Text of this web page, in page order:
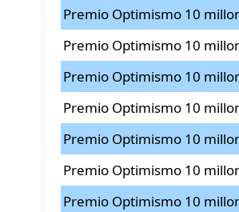
Premio Optimismo 10
Premio Optimismo 10
Premio Optimismo 10
Premio Optimismo 10
Premio Optimismo 10
Premio Optimismo 10
Premio Optimismo 10